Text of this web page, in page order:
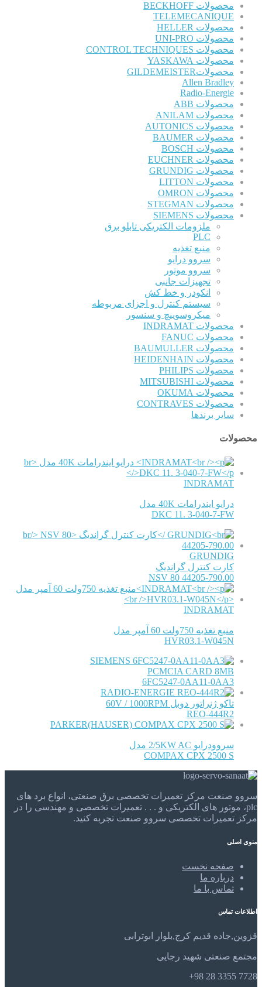
محصولات BECKHOFF
TELEMECANIQUE
محصولات HELLER
محصولات UNI-PRO
محصولات CONTROL TECHNIQUES
محصولات YASKAWA
محصولاتGILDEMEISTER
Allen Bradley
Radio-Energie
محصولات ABB
محصولات ANILAM
محصولات AUTONICS
محصولات BAUMER
محصولات BOSCH
محصولات EUCHNER
محصولات GRUNDIG
محصولات LITTON
محصولات OMRON
محصولات STEGMAN
محصولات SIEMENS
ملزومات الکتریکی تابلو برق
PLC
منبع تغذیه
سروو درایو
سروو موتور
تجهیزات جانبی
انکودر و خط کش
سیستم کنترل و اجزای مربوطه
میکروسوییچ و سنسور
محصولات INDRAMAT
محصولات FANUC
محصولات BAUMULLER
محصولات HEIDENHAIN
محصولات PHILIPS
محصولات MITSUBISHI
محصولات OKUMA
محصولات CONTRAVES
سایر برندها
محصولات
INDRAMAT
درایو ایندرامات 40K مدل
DKC 11. 3-040-7-FW
GRUNDIG
کارت کنترل گراندیگ
NSV 80 44205-790.00
INDRAMAT
منبع تغذیه 750ولت 60 آمپر مدل
HVR03.1-W045N
SIEMENS
PCMCIA CARD 8MB
6FC5247-0AA11-0AA3
RADIO-ENERGIE
تاکو ژنراتور دوبل 60V / 1000RPM
REO-444R2
PARKER(HAUSER)
سروودرایو 2/5KW AC مدل
COMPAX CPX 2500 S
سروو صنعت مرکز تعمیرات تخصصی برق صنعتی، انواع برد های
plc، موتور های الکتریکی و . . . تعمیرات تخصصی و مهندسی را در
مرکز تعمیرات تخصصی سروو صنعت تجربه کنید.
منوی اصلی
صفحه نخست
درباره ما
تماس با ما
اطلاعات تماس
قزوین,جاده قدیم کرج,بلوار ابوترابی
مجتمع صنعتی شهید رجایی
7728 3355 28 98+